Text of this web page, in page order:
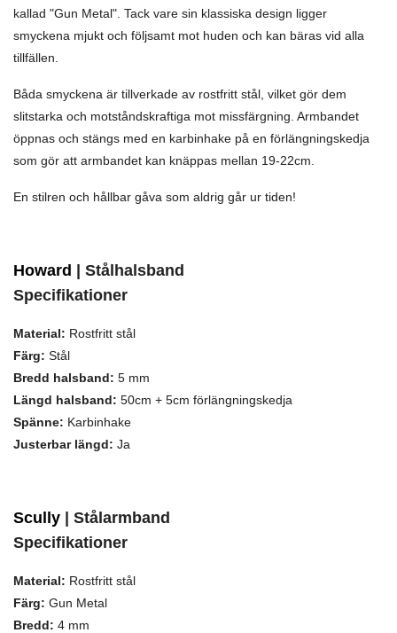
kallad "Gun Metal" . Tack vare sin klassiska design ligger
smyckena mjukt och följsamt mot huden och kan bäras vid alla
tillfällen.
Båda smyckena är tillverkade av rostfritt stål, vilket gör dem
slitstarka och motståndskraftiga mot missfärgning. Armbandet
öppnas och stängs med en karbinhake på en förlängningskedja
som gör att armbandet kan knäppas mellan 19-22cm.
En stilren och hållbar gåva som aldrig går ur tiden!
Howard | Stålhalsband
Specifikationer
Material: Rostfritt stål
Färg: Stål
Bredd halsband: 5 mm
Längd halsband: 50cm + 5cm förlängningskedja
Spänne: Karbinhake
Justerbar längd: Ja
Scully | Stålarmband
Specifikationer
Material: Rostfritt stål
Färg: Gun Metal
Bredd: 4 mm